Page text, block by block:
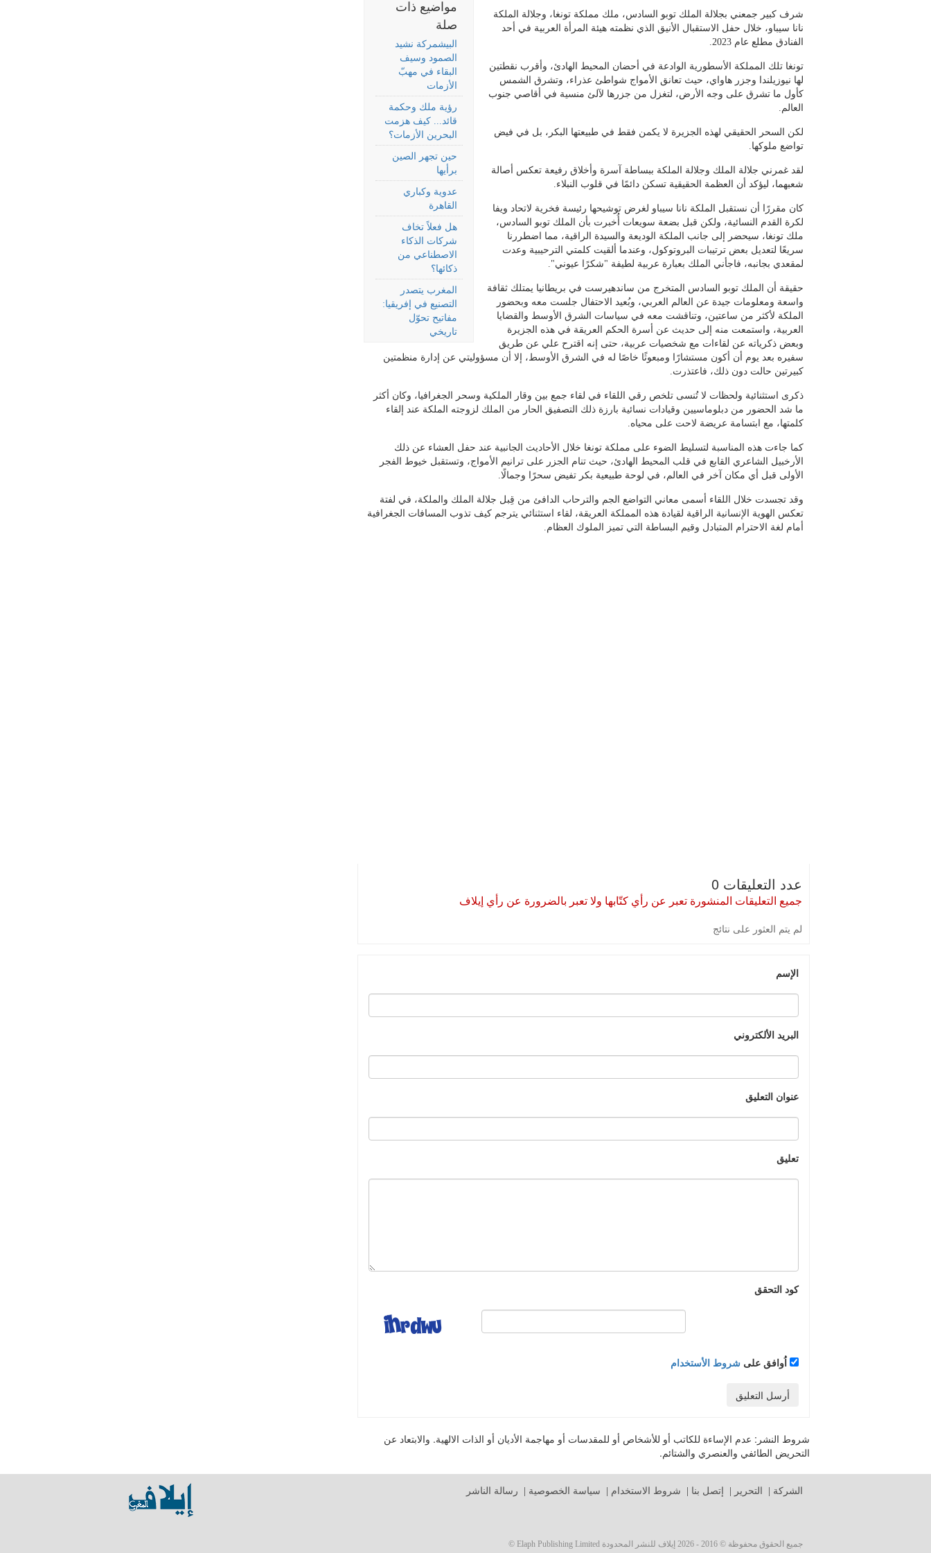
مواضيع ذات
صلة
البيشمركة نشيد
الصمود وسيف
البقاء في مهبّ
الأزمات
رؤية ملك وحكمة
قائد... كيف هزمت
البحرين الأزمات؟
حين تجهر الصين
برأيها
عدوية وكباري
القاهرة
هل فعلاً تخاف
شركات الذكاء
الاصطناعي من
ذكائها؟
المغرب يتصدر
التصنيع في إفريقيا:
مفاتيح تحوّل
تاريخي
شرف كبير جمعني بجلالة الملك توبو السادس، ملك مملكة تونغا، وجلالة الملكة
نانا سيباو، خلال حفل الاستقبال الأنيق الذي نظمته هيئة المرأة العربية في أحد
الفنادق مطلع عام 2023.
تونغا تلك المملكة الأسطورية الوادعة في أحضان المحيط الهادئ، وأقرب نقطتين
لها نيوزيلندا وجزر هاواي، حيث تعانق الأمواج شواطئ عذراء، وتشرق الشمس
كأول ما تشرق على وجه الأرض، لتغزل من جزرها لآلئ منسية في أقاصي جنوب
العالم.
لكن السحر الحقيقي لهذه الجزيرة لا يكمن فقط في طبيعتها البكر، بل في فيض
تواضع ملوكها.
لقد غمرني جلالة الملك وجلالة الملكة ببساطة آسرة وأخلاق رفيعة تعكس أصالة
شعبهما، ليؤكد أن العظمة الحقيقية تسكن دائمًا في قلوب النبلاء.
كان مقررًا أن نستقبل الملكة نانا سيباو لغرض توشيحها رئيسة فخرية لاتحاد ويفا
لكرة القدم النسائية، ولكن قبل بضعة سويعات أُخبرت بأن الملك توبو السادس،
ملك تونغا، سيحضر إلى جانب الملكة الوديعة والسيدة الراقية، مما اضطررنا
سريعًا لتعديل بعض ترتيبات البروتوكول، وعندما ألقيت كلمتي الترحيبية وعدت
لمقعدي بجانبه، فاجأني الملك بعبارة عربية لطيفة "شكرًا عيوني".
حقيقة أن الملك توبو السادس المتخرج من ساندهيرست في بريطانيا يمتلك ثقافة
واسعة ومعلومات جيدة عن العالم العربي، وبُعيد الاحتفال جلست معه وبحضور
الملكة لأكثر من ساعتين، وتناقشت معه في سياسات الشرق الأوسط والقضايا
العربية، واستمعت منه إلى حديث عن أسرة الحكم العريقة في هذه الجزيرة
وبعض ذكرياته عن لقاءات مع شخصيات عربية، حتى إنه اقترح علي عن طريق
سفيره بعد يوم أن أكون مستشارًا ومبعوثًا خاصًا له في الشرق الأوسط، إلا أن مسؤوليتي عن إدارة منظمتين
كبيرتين حالت دون ذلك، فاعتذرت.
ذكرى استثنائية ولحظات لا تُنسى تلخص رقي اللقاء في لقاء جمع بين وقار الملكية وسحر الجغرافيا، وكان أكثر
ما شد الحضور من دبلوماسيين وقيادات نسائية بارزة ذلك التصفيق الحار من الملك لزوجته الملكة عند إلقاء
كلمتها، مع ابتسامة عريضة لاحت على محياه.
كما جاءت هذه المناسبة لتسليط الضوء على مملكة تونغا خلال الأحاديث الجانبية عند حفل العشاء عن ذلك
الأرخبيل الشاعري القابع في قلب المحيط الهادئ، حيث تنام الجزر على ترانيم الأمواج، وتستقبل خيوط الفجر
الأولى قبل أي مكان آخر في العالم، في لوحة طبيعية بكر تفيض سحرًا وجمالًا.
وقد تجسدت خلال اللقاء أسمى معاني التواضع الجم والترحاب الدافئ من قِبل جلالة الملك والملكة، في لفتة
تعكس الهوية الإنسانية الراقية لقيادة هذه المملكة العريقة، لقاء استثنائي يترجم كيف تذوب المسافات الجغرافية
أمام لغة الاحترام المتبادل وقيم البساطة التي تميز الملوك العظام.
عدد التعليقات 0
جميع التعليقات المنشورة تعبر عن رأي كتّابها ولا تعبر بالضرورة عن رأي إيلاف
لم يتم العثور على نتائج
الإسم
البريد الألكتروني
عنوان التعليق
تعليق
كود التحقق
اُوافق على شروط الأستخدام
أرسل التعليق
شروط النشر: عدم الإساءة للكاتب أو للأشخاص أو للمقدسات أو مهاجمة الأديان أو الذات الالهية. والابتعاد عن
التحريض الطائفي والعنصري والشتائم.
الشركة التحرير إتصل بنا شروط الاستخدام سياسة الخصوصية رسالة الناشر
جميع الحقوق محفوظة © 2016 - 2026 إيلاف للنشر المحدودة Elaph Publishing Limited ©